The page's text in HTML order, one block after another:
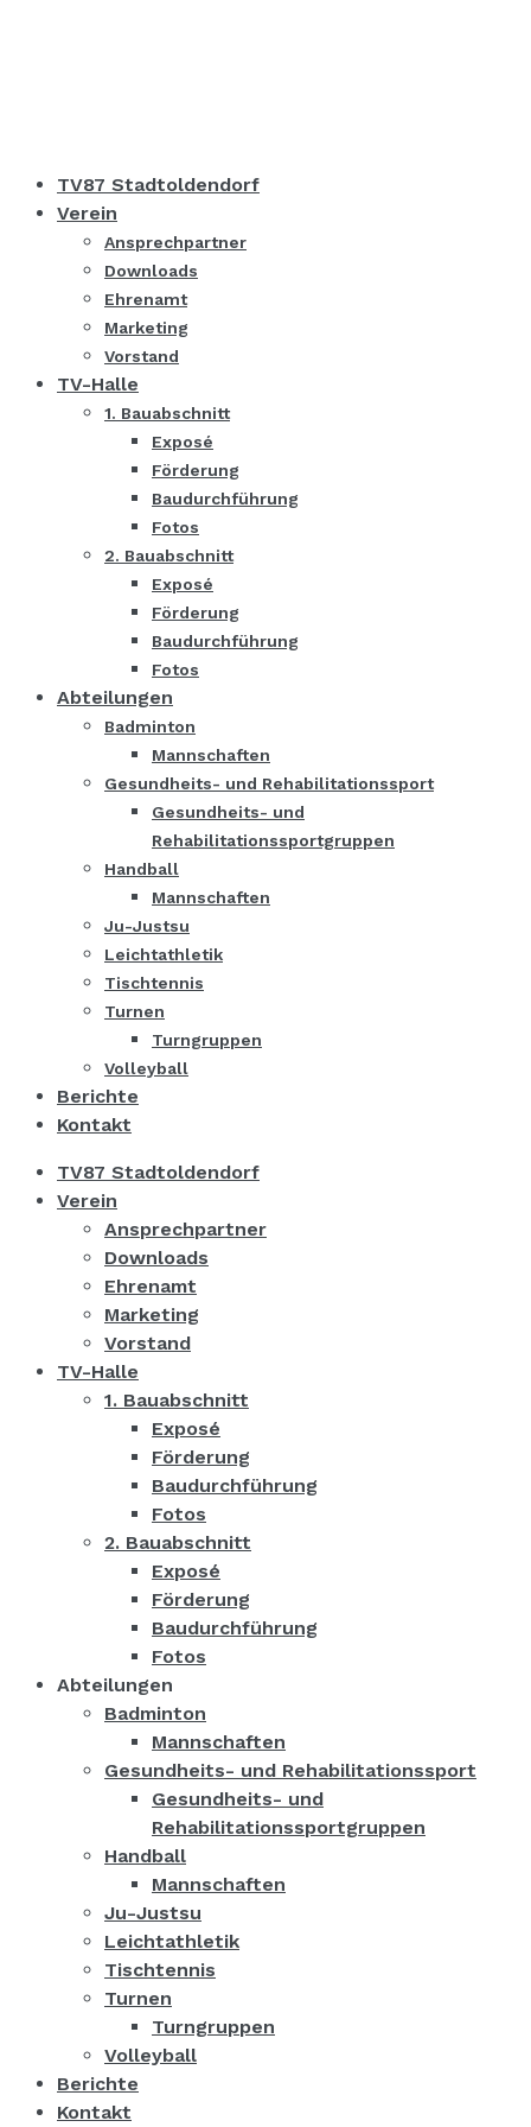
TV87 Stadtoldendorf
Verein
Ansprechpartner
Downloads
Ehrenamt
Marketing
Vorstand
TV-Halle
1. Bauabschnitt
Exposé
Förderung
Baudurchführung
Fotos
2. Bauabschnitt
Exposé
Förderung
Baudurchführung
Fotos
Abteilungen
Badminton
Mannschaften
Gesundheits- und Rehabilitationssport
Gesundheits- und
Rehabilitationssportgruppen
Handball
Mannschaften
Ju-Justsu
Leichtathletik
Tischtennis
Turnen
Turngruppen
Volleyball
Berichte
Kontakt
TV87 Stadtoldendorf
Verein
Ansprechpartner
Downloads
Ehrenamt
Marketing
Vorstand
TV-Halle
1. Bauabschnitt
Exposé
Förderung
Baudurchführung
Fotos
2. Bauabschnitt
Exposé
Förderung
Baudurchführung
Fotos
Abteilungen
Badminton
Mannschaften
Gesundheits- und Rehabilitationssport
Gesundheits- und
Rehabilitationssportgruppen
Handball
Mannschaften
Ju-Justsu
Leichtathletik
Tischtennis
Turnen
Turngruppen
Volleyball
Berichte
Kontakt